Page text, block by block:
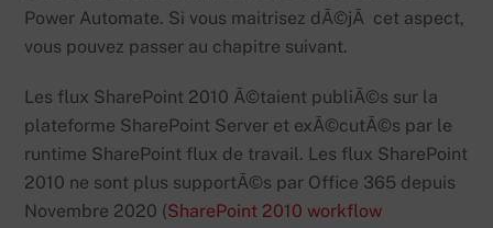
Power Automate. Si vous maitrisez dÃ©jÃ cet aspect,
vous pouvez passer au chapitre suivant.
Les flux SharePoint 2010 Ã©taient publiÃ©s sur la
plateforme SharePoint Server et exÃ©cutÃ©s par le
runtime SharePoint flux de travail. Les flux SharePoint
2010 ne sont plus supportÃ©s par Office 365 depuis
Novembre 2020 (SharePoint 2010 workflow